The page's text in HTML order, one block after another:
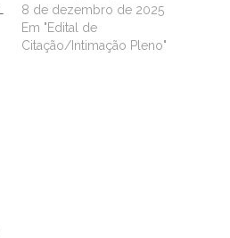
8 de dezembro de 2025
Em "Edital de
Citação/Intimação Pleno"